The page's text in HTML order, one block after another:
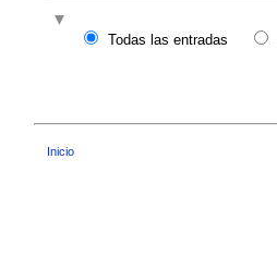
Todas las entradas
Inicio